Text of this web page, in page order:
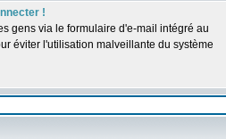
!
gens via le formulaire d'e-mail intégré au
éviter l'utilisation malveillante du système